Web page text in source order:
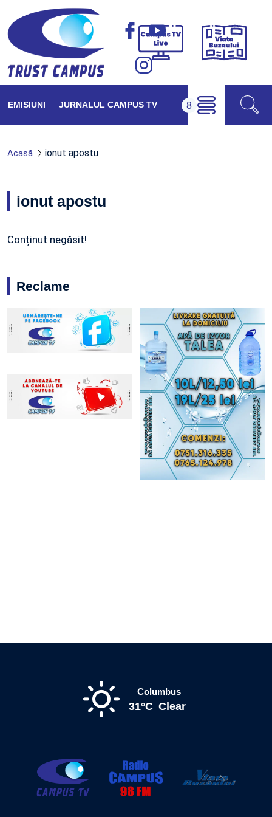
Campus
Viața
EMISIUNI JURNALUL CAMPUS TV
Acasă ionut apostu
ionut apostu
Conținut negăsit!
Reclame
Columbus
31°C Clear